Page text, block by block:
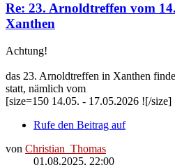
Re: 23. Arnoldtreffen vom
Xanthen
Achtung!
das 23. Arnoldtreffen in Xanthen
statt, nämlich vom
[size=150 14.05. - 17.05.2026 ![/size]
Rufe den Beitrag auf
von Christian_Thomas
01.08.2025, 22:00